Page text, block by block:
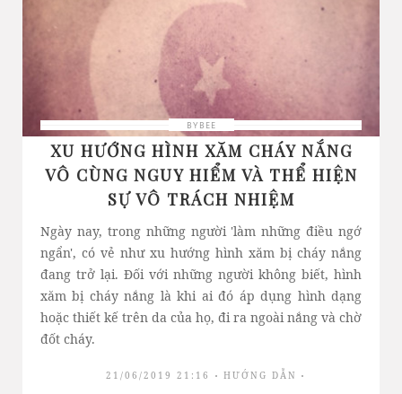
BYBEE
XU HƯỚNG HÌNH XĂM CHÁY NẮNG
VÔ CÙNG NGUY HIỂM VÀ THỂ HIỆN
SỰ VÔ TRÁCH NHIỆM
Ngày nay, trong những người 'làm những điều ngớ
ngẩn', có vẻ như xu hướng hình xăm bị cháy nắng
đang trở lại. Đối với những người không biết, hình
xăm bị cháy nắng là khi ai đó áp dụng hình dạng
hoặc thiết kế trên da của họ, đi ra ngoài nắng và chờ
đốt cháy.
21/06/2019 21:16 HƯỚNG DẪN